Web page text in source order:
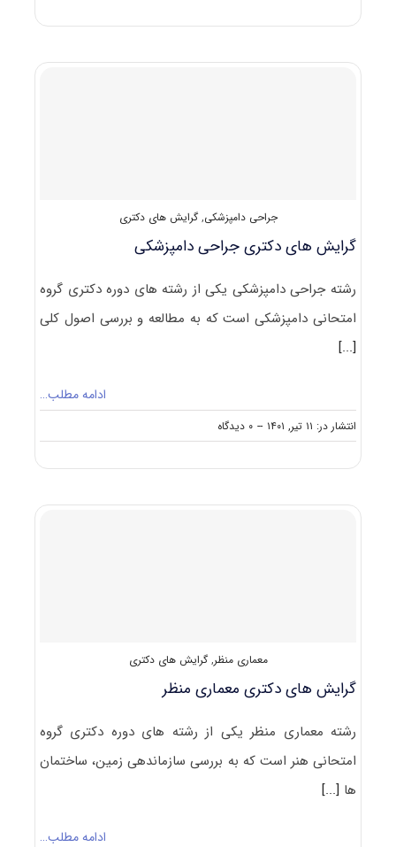
و
جراحی دامپزشکی,گرایش های دکتری
گرایش های دکتری ﺟﺮاحی داﻣﭙﺰشکی
رشته ﺟﺮاحی داﻣﭙﺰشکی یکی از رشته های دوره دکتری گروه
امتحانی دامپزشکی است که به مطالعه و بررسی اصول کلی
[...]
ادامه مطلب…
انتشار در: ۱۱ تیر, ۱۴۰۱ -- ۰ دیدگاه
on
گرایش
داﻣﭙﺰشکی
معماری منظر,گرایش های دکتری
گرایش های دکتری معماری منظر
رشته معماری منظر یکی از رشته های دوره دکتری گروه
امتحانی هنر است که به بررسی سازماندهی زمین، ساختمان
ها [...]
ادامه مطلب…